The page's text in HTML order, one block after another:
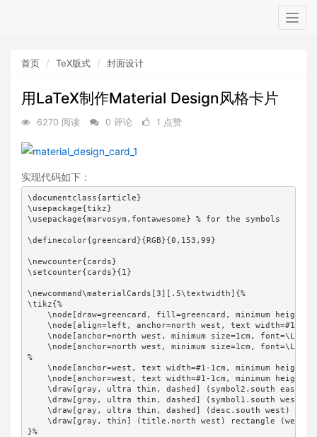
首页 TeX版式 封面设计
用LaTeX制作Material Design风格卡片
6270 阅读 0 评论 1 点赞
实现代码如下：
\documentclass{article}
\usepackage{tikz}
\usepackage{marvosym,fontawesome} % for the symbols
\definecolor{greencard}{RGB}{0,153,99}
\newcounter{cards}
\setcounter{cards}{1}
\newcommand\materialCards[3][.5\textwidth]{%
\tikz{%
\node[draw=greencard, fill=greencard, minimum
\node[align=left, anchor=north west, text width=#1-
\node[anchor=north west, minimum size=1cm,
\node[anchor=north west, minimum size=1cm,
%
\node[anchor=west, text width=#1-1cm, minimum
\node[anchor=west, text width=#1-1cm, minimum
\draw[gray, ultra thin, dashed] (symbol2.south east)
\draw[gray, ultra thin, dashed] (symbol1.south west)
\draw[gray, ultra thin, dashed] (desc.south west) --
\draw[gray, thin] (title.north west) rectangle
}%